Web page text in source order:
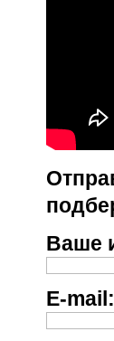
Ваше
E-mail: